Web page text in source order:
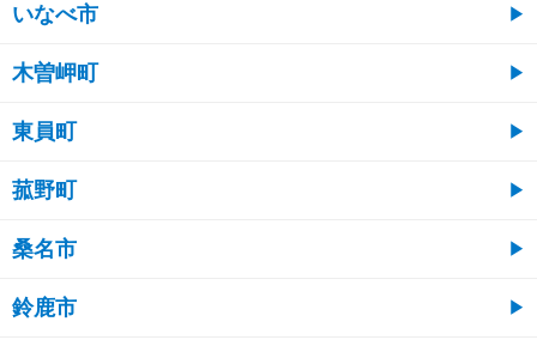
いなべ市
木曽岬町
東員町
菰野町
桑名市
鈴鹿市